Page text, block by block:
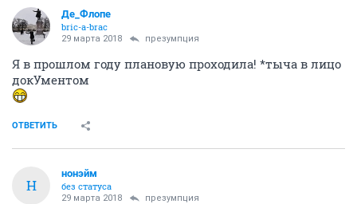
Де_Флопе
bric-a-brac
29 марта 2018 презумпция
Я в прошлом году плановую проходила! *тыча в лицо
докУментом
ОТВЕТИТЬ
Н
нонэйм
без статуса
29 марта 2018 презумпция